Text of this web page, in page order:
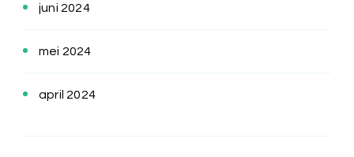
juni 2024
mei 2024
april 2024